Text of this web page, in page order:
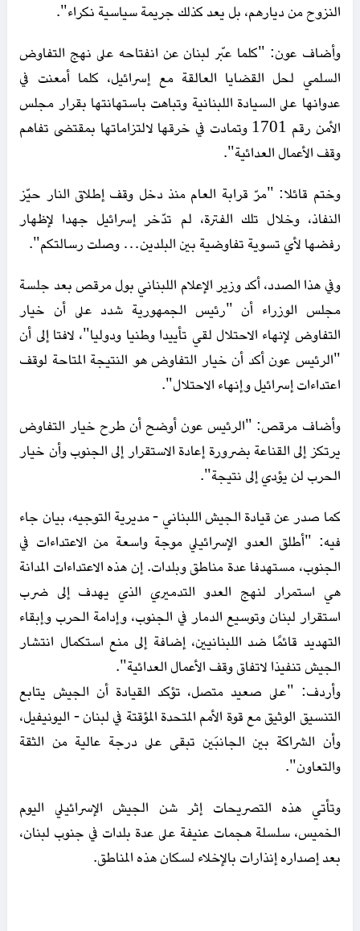
النزوح من ديارهم، بل يعد كذلك جريمة سياسية نكراء".
وأضاف عون: "كلما عبّر لبنان عن انفتاحه على نهج التفاوض
السلمي لحل القضايا العالقة مع إسرائيل، كلما أمعنت في
عدوانها على السيادة اللبنانية وتباهت باستهانتها بقرار مجلس
الأمن رقم 1701 وتمادت في خرقها لالتزاماتها بمقتضى تفاهم
وقف الأعمال العدائية".
وختم قائلا: "مرّ قرابة العام منذ دخل وقف إطلاق النار حيّز
النفاذ، وخلال تلك الفترة، لم تدّخر إسرائيل جهدا لإظهار
رفضها لأي تسوية تفاوضية بين البلدين… وصلت رسالتكم".
وفي هذا الصدد، أكد وزير الإعلام اللبناني بول مرقص بعد جلسة
مجلس الوزراء أن "رئيس الجمهورية شدد على أن خيار
التفاوض لإنهاء الاحتلال لقي تأييدا وطنيا ودوليا"، لافتا إلى أن
"الرئيس عون أكد أن خيار التفاوض هو النتيجة المتاحة لوقف
اعتداءات إسرائيل وإنهاء الاحتلال".
وأضاف مرقص: "الرئيس عون أوضح أن طرح خيار التفاوض
يرتكز إلى القناعة بضرورة إعادة الاستقرار إلى الجنوب وأن خيار
الحرب لن يؤدي إلى نتيجة".
كما صدر عن قيادة الجيش اللبناني - مديرية التوجيه، بيان جاء
فيه: "أطلق العدو الإسرائيلي موجة واسعة من الاعتداءات في
الجنوب، مستهدفا عدة مناطق وبلدات. إن هذه الاعتداءات المدانة
هي استمرار لنهج العدو التدميري الذي يهدف إلى ضرب
استقرار لبنان وتوسيع الدمار في الجنوب، وإدامة الحرب وإبقاء
التهديد قائمًا ضد اللبنانيين، إضافة إلى منع استكمال انتشار
الجيش تنفيذا لاتفاق وقف الأعمال العدائية".
وأردف: "على صعيد متصل، تؤكد القيادة أن الجيش يتابع
التنسيق الوثيق مع قوة الأمم المتحدة المؤقتة في لبنان - اليونيفيل،
وأن الشراكة بين الجانبَين تبقى على درجة عالية من الثقة
والتعاون".
وتأتي هذه التصريحات إثر شن الجيش الإسرائيلي اليوم
الخميس، سلسلة هجمات عنيفة على عدة بلدات في جنوب لبنان،
بعد إصداره إنذارات بالإخلاء لسكان هذه المناطق.